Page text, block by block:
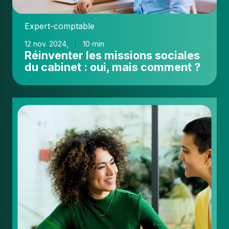
mais
comment
Expert-comptable
12 nov. 2024, 10 min
Réinventer les missions sociales
du cabinet : oui, mais comment ?
mission
l'expert-
comptable
stratégique